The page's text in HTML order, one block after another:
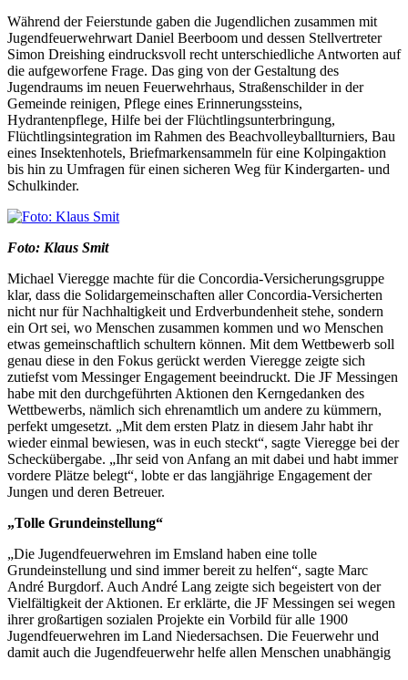
Während der Feierstunde gaben die Jugendlichen zusammen mit
Jugendfeuerwehrwart Daniel Beerboom und dessen Stellvertreter
Simon Dreishing eindrucksvoll recht unterschiedliche Antworten auf
die aufgeworfene Frage. Das ging von der Gestaltung des
Jugendraums im neuen Feuerwehrhaus, Straßenschilder in der
Gemeinde reinigen, Pflege eines Erinnerungssteins,
Hydrantenpflege, Hilfe bei der Flüchtlingsunterbringung,
Flüchtlingsintegration im Rahmen des Beachvolleyballturniers, Bau
eines Insektenhotels, Briefmarkensammeln für eine Kolpingaktion
bis hin zu Umfragen für einen sicheren Weg für Kindergarten- und
Schulkinder.
Foto: Klaus Smit
Michael Vieregge machte für die Concordia-Versicherungsgruppe
klar, dass die Solidargemeinschaften aller Concordia-Versicherten
nicht nur für Nachhaltigkeit und Erdverbundenheit stehe, sondern
ein Ort sei, wo Menschen zusammen kommen und wo Menschen
etwas gemeinschaftlich schultern können. Mit dem Wettbewerb soll
genau diese in den Fokus gerückt werden Vieregge zeigte sich
zutiefst vom Messinger Engagement beeindruckt. Die JF Messingen
habe mit den durchgeführten Aktionen den Kerngedanken des
Wettbewerbs, nämlich sich ehrenamtlich um andere zu kümmern,
perfekt umgesetzt. „Mit dem ersten Platz in diesem Jahr habt ihr
wieder einmal bewiesen, was in euch steckt“, sagte Vieregge bei der
Scheckübergabe. „Ihr seid von Anfang an mit dabei und habt immer
vordere Plätze belegt“, lobte er das langjährige Engagement der
Jungen und deren Betreuer.
„Tolle Grundeinstellung“
„Die Jugendfeuerwehren im Emsland haben eine tolle
Grundeinstellung und sind immer bereit zu helfen“, sagte Marc
André Burgdorf. Auch André Lang zeigte sich begeistert von der
Vielfältigkeit der Aktionen. Er erklärte, die JF Messingen sei wegen
ihrer großartigen sozialen Projekte ein Vorbild für alle 1900
Jugendfeuerwehren im Land Niedersachsen. Die Feuerwehr und
damit auch die Jugendfeuerwehr helfe allen Menschen unabhängig